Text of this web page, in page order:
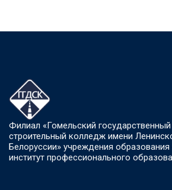
Филиал «Гомельский
строительный колледж имени
Белоруссии» учреждения образования
институт профессионального